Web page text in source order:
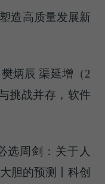
造高质量发展新
炳辰 渠延增（2
挑战并存，软件
选周剑：关于人
胆的预测丨科创